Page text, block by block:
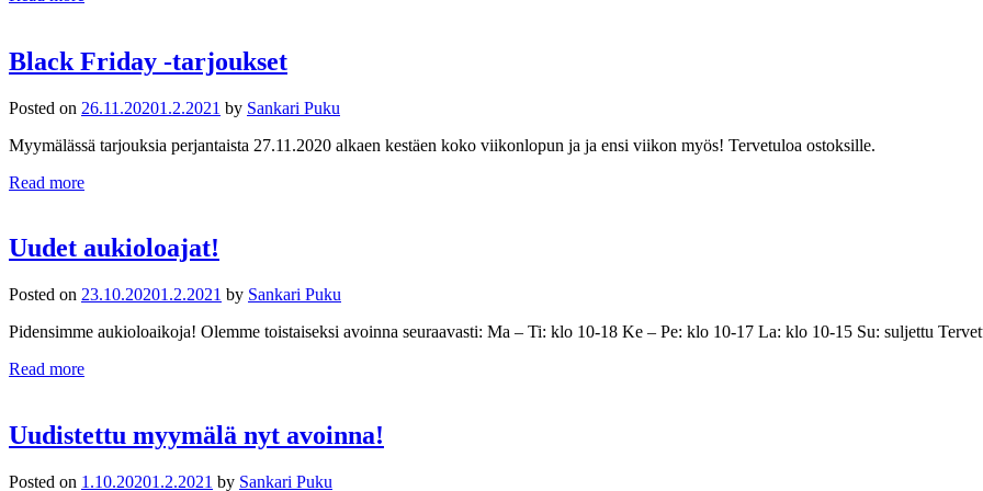
Black Friday -tarjoukset
Posted on 26.11.20201.2.2021 by Sankari Puku
Myymälässä tarjouksia perjantaista 27.11.2020 alkaen kestäen koko viikonlopun ja ja ensi viikon myös! Tervetuloa ostoksille.
Read more
Uudet aukioloajat!
Posted on 23.10.20201.2.2021 by Sankari Puku
Pidensimme aukioloaikoja! Olemme toistaiseksi avoinna seuraavasti: Ma – Ti: klo 10-18 Ke – Pe: klo 10-17 La: klo 10-15 Su: suljettu
Read more
Uudistettu myymälä nyt avoinna!
Posted on 1.10.20201.2.2021 by Sankari Puku